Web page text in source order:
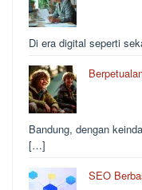
Di era digital seperti
Bandung, dengan
[…]
SEO